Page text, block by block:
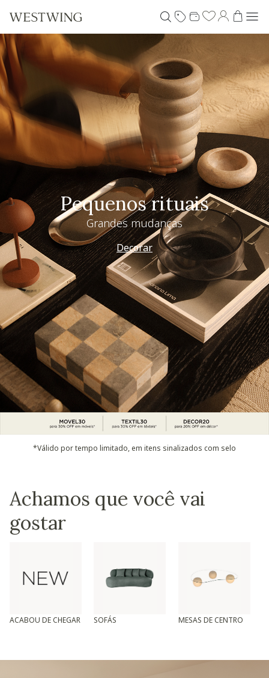
Especial Dia dos Pais
Westwing + @_nathaliacandelaria
Vem ver
*Válido por tempo limitado, em itens sinalizados com selo
Achamos que você vai
gostar
ACABOU DE CHEGAR SOFÁS MESAS DE CENTRO